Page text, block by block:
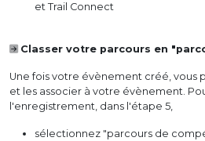
et Trail Connect
Classer votre parcours en
Une fois votre évènement créé, vous
et les associer à votre évènement.
l'enregistrement, dans l'étape 5,
sélectionnez "parcours de